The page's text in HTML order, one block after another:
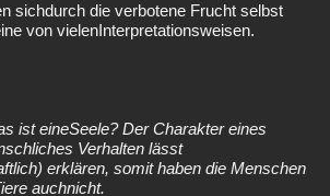
sichdurch die verbotene Frucht selbst
von vielenInterpretationsweisen.
ist eineSeele? Der Charakter eines
Verhalten lässt
erklären, somit haben die Menschen
auchnicht.